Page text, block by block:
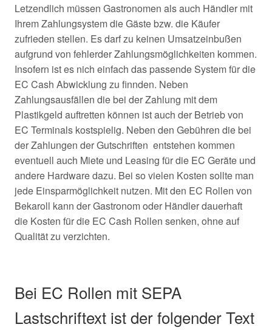
Letzendlich müssen Gastronomen als auch Händler mit
Ihrem Zahlungsystem die Gäste bzw. die Käufer
zufrieden stellen. Es darf zu keinen Umsatzeinbußen
aufgrund von fehlerder Zahlungsmöglichkeiten kommen.
Insofern ist es nich einfach das passende System für die
EC Cash Abwicklung zu finnden. Neben
Zahlungsausfällen die bei der Zahlung mit dem
Plastikgeld auftretten können ist auch der Betrieb von
EC Terminals kostspielig. Neben den Gebühren die bei
der Zahlungen der Gutschriften entstehen kommen
eventuell auch Miete und Leasing für die EC Geräte und
andere Hardware dazu. Bei so vielen Kosten sollte man
jede Einsparmöglichkeit nutzen. Mit den EC Rollen von
Bekaroll kann der Gastronom oder Händler dauerhaft
die Kosten für die EC Cash Rollen senken, ohne auf
Qualität zu verzichten.
Bei EC Rollen mit SEPA
Lastschriftext ist der folgender Text